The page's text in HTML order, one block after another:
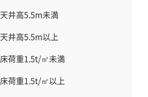
天井高5.5m未満
天井高5.5m以上
床荷重1.5t/㎡未満
床荷重1.5t/㎡以上